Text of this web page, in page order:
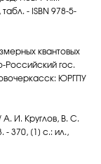
- ISBN 978-5-
квантовых
Российский гос.
ЮРГПУ
А. И. Круглов, В. С.
- 370, [1] с.: ил.,